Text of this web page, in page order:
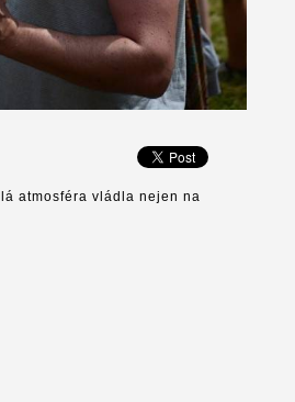
atmosféra vládla nejen na